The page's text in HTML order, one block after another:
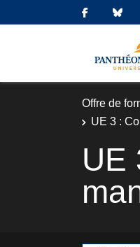
Offre de
UE 3 :
UE